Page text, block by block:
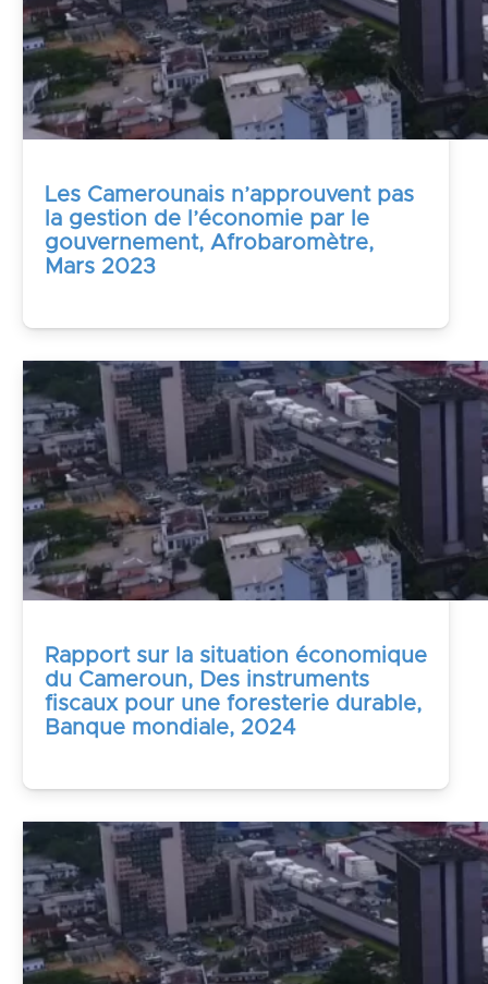
Les Camerounais n’approuvent pas
la gestion de l’économie par le
gouvernement, Afrobaromètre,
Mars 2023
Rapport sur la situation économique
du Cameroun, Des instruments
fiscaux pour une foresterie durable,
Banque mondiale, 2024